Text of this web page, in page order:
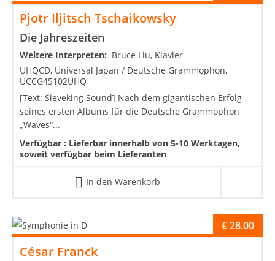
Pjotr Iljitsch Tschaikowsky
Die Jahreszeiten
Weitere Interpreten: Bruce Liu, Klavier
UHQCD, Universal Japan / Deutsche Grammophon,
UCCG45102UHQ
[Text: Sieveking Sound] Nach dem gigantischen Erfolg
seines ersten Albums für die Deutsche Grammophon
„Waves“...
Verfügbar : Lieferbar innerhalb von 5-10 Werktagen,
soweit verfügbar beim Lieferanten
In den Warenkorb
César Franck
€28.00